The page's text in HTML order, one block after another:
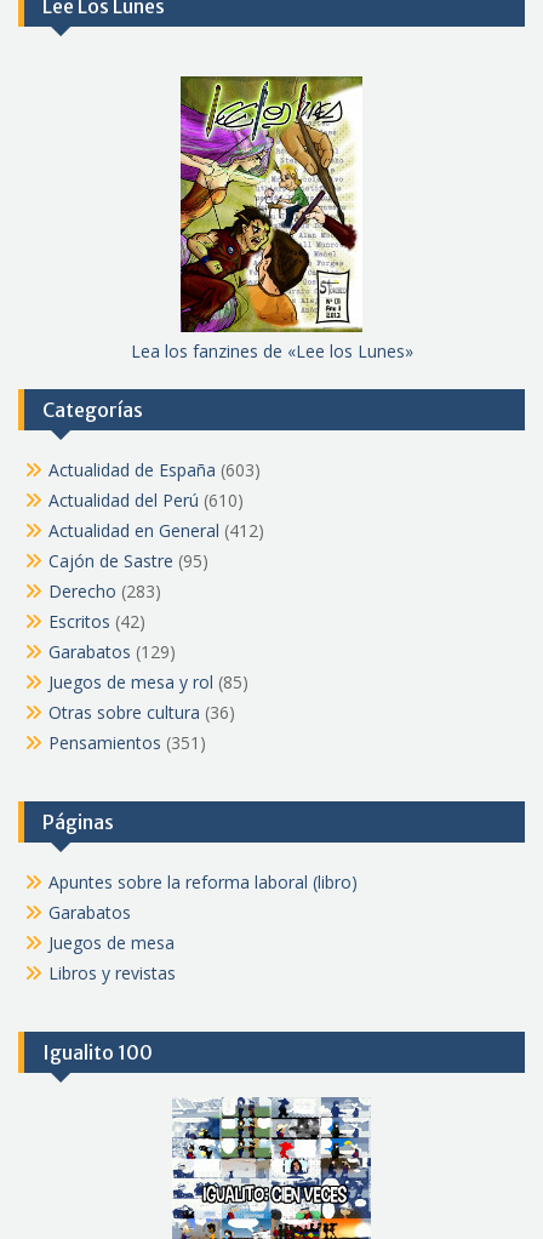
Lee Los Lunes
Lea los fanzines de «Lee los Lunes»
Categorías
Actualidad de España (603)
Actualidad del Perú (610)
Actualidad en General (412)
Cajón de Sastre (95)
Derecho (283)
Escritos (42)
Garabatos (129)
Juegos de mesa y rol (85)
Otras sobre cultura (36)
Pensamientos (351)
Páginas
Apuntes sobre la reforma laboral (libro)
Garabatos
Juegos de mesa
Libros y revistas
Igualito 100